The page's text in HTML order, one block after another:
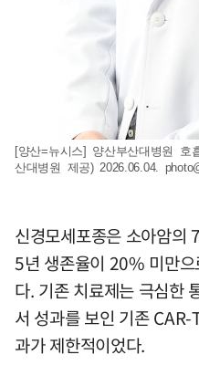
[양산=뉴시스] 양산부산대병원
산대병원 제공) 2026.06.04.
신경모세포종은 소아암의
5년 생존율이 20% 미만
다. 기존 치료제는 극심한
서 성과를 보인 기존
과가 제한적이었다.